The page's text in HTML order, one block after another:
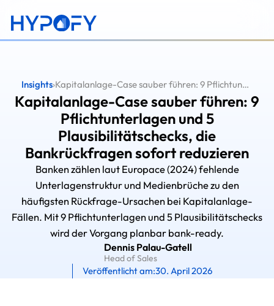
Insights› Kapitalanlage-Case sauber führen: 9 Pflichtunterlagen und 5 Plausibilitätschecks, die Bankrückfragen sofort reduzieren
Kapitalanlage-Case sauber führen: 9
Pflichtunterlagen und 5
Plausibilitätschecks, die
Bankrückfragen sofort reduzieren
Banken zählen laut Europace (2024) fehlende
Unterlagenstruktur und Medienbrüche zu den
häufigsten Rückfrage-Ursachen bei Kapitalanlage-
Fällen. Mit 9 Pflichtunterlagen und 5 Plausibilitätschecks
wird der Vorgang planbar bank-ready.
Dennis Palau-Gatell
Head of Sales
Veröffentlicht am:30. April 2026